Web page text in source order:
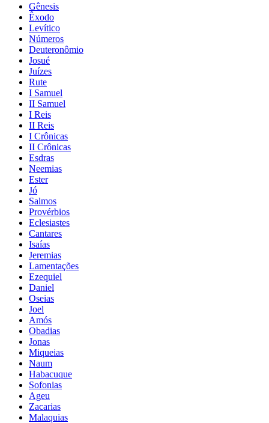
Gênesis
Êxodo
Levítico
Números
Deuteronômio
Josué
Juízes
Rute
I Samuel
II Samuel
I Reis
II Reis
I Crônicas
II Crônicas
Esdras
Neemias
Ester
Jó
Salmos
Provérbios
Eclesiastes
Cantares
Isaías
Jeremias
Lamentações
Ezequiel
Daniel
Oseias
Joel
Amós
Obadias
Jonas
Miqueias
Naum
Habacuque
Sofonias
Ageu
Zacarias
Malaquias